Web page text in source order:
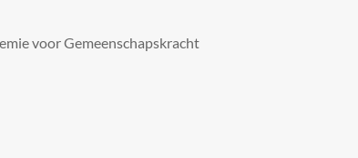
voor Gemeenschapskracht